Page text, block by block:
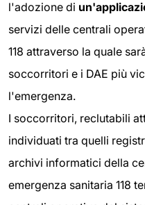
l'adozione di
servizi delle centrali
118 attraverso la quale
soccorritori e i DAE più
l'emergenza.
I soccorritori, reclutabili
individuati tra quelli
archivi informatici della
emergenza sanitaria 118